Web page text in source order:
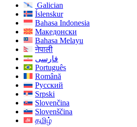
Galician
Íslenskur
Bahasa Indonesia
Македонски
Bahasa Melayu
नेपाली
فارسی
Português
Română
Русский
Srpski
Slovenčina
Slovenščina
தமிழ்